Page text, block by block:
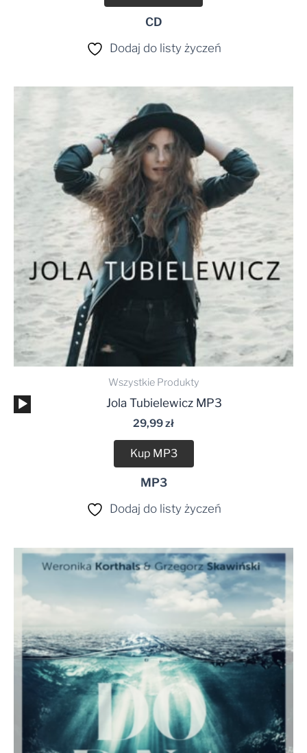
CD
Dodaj do listy życzeń
Wszystkie Produkty
Odtwarzacz
plików
Jola Tubielewicz MP3
29,99zł
Kup MP3
MP3
Dodaj do listy życzeń